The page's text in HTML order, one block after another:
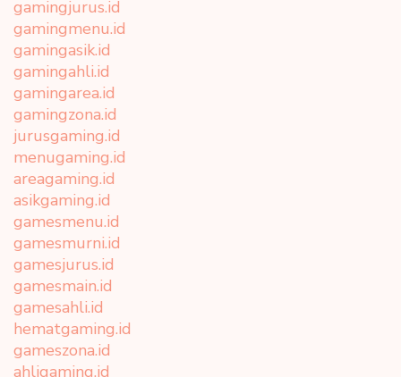
gamingjurus.id
gamingmenu.id
gamingasik.id
gamingahli.id
gamingarea.id
gamingzona.id
jurusgaming.id
menugaming.id
areagaming.id
asikgaming.id
gamesmenu.id
gamesmurni.id
gamesjurus.id
gamesmain.id
gamesahli.id
hematgaming.id
gameszona.id
ahligaming.id